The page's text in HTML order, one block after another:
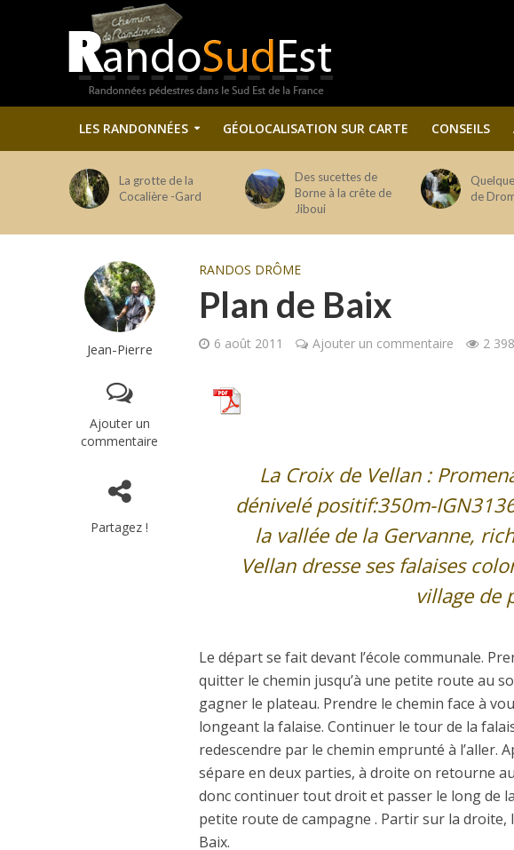
LES RANDONNÉES GÉOLOCALISATION SUR CARTE CONSEILS
La grotte de la
Cocalière -Gard
Des sucettes de
Borne à la crête de
Jiboui
de
Jean-Pierre
Ajouter un
commentaire
Partagez !
RANDOS DRÔME
Plan de Baix
6 août 2011 Ajouter un commentaire 2
La Croix de Vellan :
dénivelé positif:350m-
la vallée de la Gervanne,
Vellan dresse ses falaises
village de
Le départ se fait devant l’école communale.
quitter le chemin jusqu’à une petite route au
gagner le plateau. Prendre le chemin face à
longeant la falaise. Continuer le tour de la
redescendre par le chemin emprunté à l’aller.
sépare en deux parties, à droite on retourne
donc continuer tout droit et passer le long de
petite route de campagne . Partir sur la
Baix.